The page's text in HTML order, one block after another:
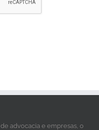
advocacia e empresas, o